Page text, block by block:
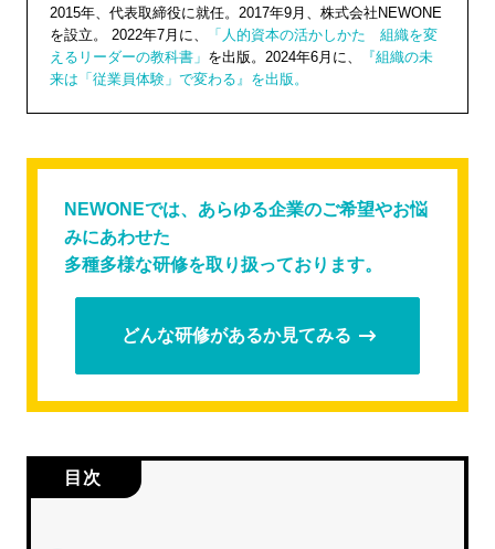
04"
height="
104">
2015年、代表取締役に就任。2017年9月、株式会社NEWONE
を設立。 2022年7月に、
「人的資本の活かしかた 組織を変
えるリーダーの教科書」 を出版。2024年6月に、
『組織の未
来は「従業員体験」で変わる』を出版。
NEWONEでは、あらゆる企業のご希望やお悩
みにあわせた
多種多様な研修を取り扱っております。
どんな研修があるか見てみる
目次